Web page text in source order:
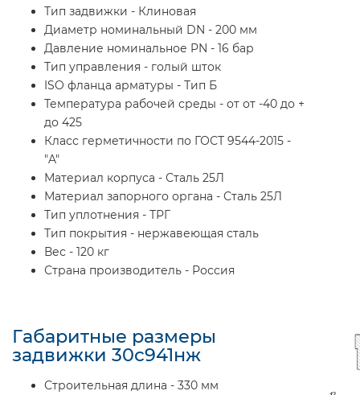
Тип задвижки - Клиновая
Диаметр номинальный DN - 200 мм
Давление номинальное PN - 16 бар
Тип управления - голый шток
ISO фланца арматуры - Тип Б
Температура рабочей среды - от от -40 до +
до 425
Класс герметичности по ГОСТ 9544-2015 -
"A"
Материал корпуса - Сталь 25Л
Материал запорного органа - Сталь 25Л
Тип уплотнения - ТРГ
Тип покрытия - нержавеющая сталь
Вес - 120 кг
Страна производитель - Россия
Габаритные размеры
задвижки 30с941нж
Строительная длина - 330 мм